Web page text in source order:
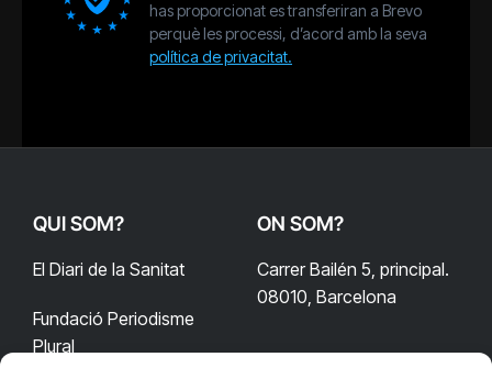
has proporcionat es transferiran a Brevo
perquè les processi, d’acord amb la seva
política de privacitat.
QUI SOM?
El Diari de la Sanitat
Fundació Periodisme
Plural
ON SOM?
Carrer Bailén 5, principal.
08010, Barcelona